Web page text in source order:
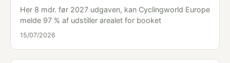
Her 8 mdr. før 2027 udgaven, kan Cyclingworld Europe
melde 97 % af udstiller arealet for booket
15/07/2026